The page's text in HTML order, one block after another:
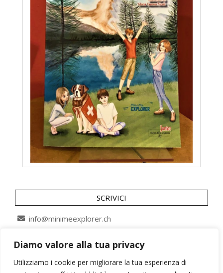
Diamo valore alla tua privacy
Utilizziamo i cookie per migliorare la tua esperienza di
SCRIVICI
info@minimeexplorer.ch